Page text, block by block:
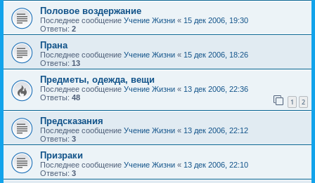
Половое воздержание
Последнее сообщение Учение Жизни « 15 дек 2006, 19:30
Ответы: 2
Прана
Последнее сообщение Учение Жизни « 15 дек 2006, 18:26
Ответы: 13
Предметы, одежда, вещи
Последнее сообщение Учение Жизни « 13 дек 2006, 22:36
Ответы: 48 1 2
Предсказания
Последнее сообщение Учение Жизни « 13 дек 2006, 22:12
Ответы: 3
Призраки
Последнее сообщение Учение Жизни « 13 дек 2006, 22:10
Ответы: 3